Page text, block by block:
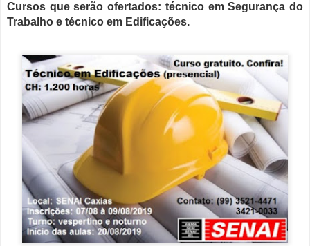
Cursos que serão ofertados: técnico em Segurança do
Trabalho e técnico em Edificações.